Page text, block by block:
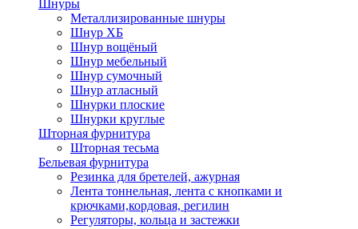
Шнуры
Металлизированные шнуры
Шнур ХБ
Шнур вощёный
Шнур мебельный
Шнур сумочный
Шнур атласный
Шнурки плоские
Шнурки круглые
Шторная фурнитура
Шторная тесьма
Бельевая фурнитура
Резинка для бретелей, ажурная
Лента тоннельная, лента с кнопками и
крючками,кордовая, регилин
Регуляторы, кольца и застежки